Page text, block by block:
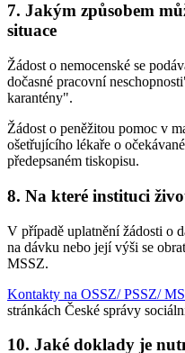
7. Jakým způsobem
situace
Žádost o nemocenské se
dočasné pracovní
karantény".
Žádost o peněžitou pomoc v
ošetřujícího lékaře o
předepsaném tiskopisu.
8. Na které instituci
V případě uplatnění žádosti o
na dávku nebo její výši se
MSSZ.
Kontakty na OSSZ/ PSSZ/
stránkách České správy
10. Jaké doklady je